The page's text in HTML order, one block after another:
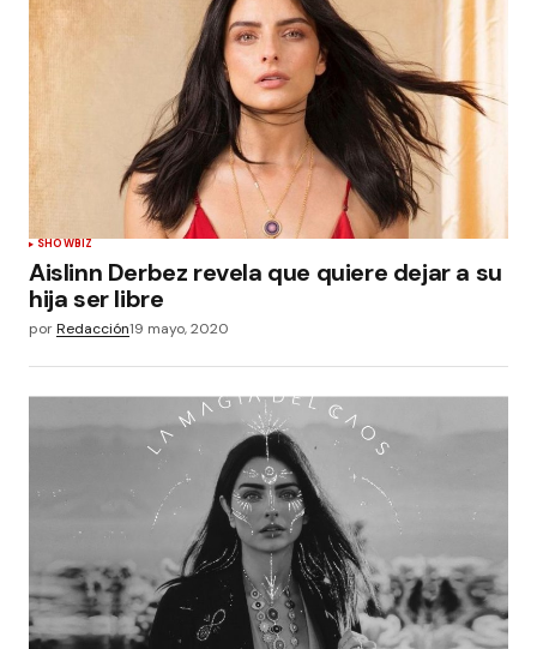
SHOWBIZ
Aislinn Derbez revela que quiere dejar a su
hija ser libre
porRedacción19 mayo, 2020